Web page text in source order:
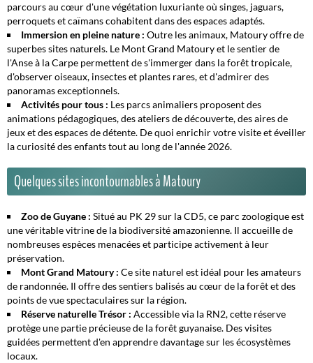
parcours au cœur d'une végétation luxuriante où singes, jaguars,
perroquets et caïmans cohabitent dans des espaces adaptés.
Immersion en pleine nature : Outre les animaux, Matoury offre de
superbes sites naturels. Le Mont Grand Matouryet lesentier de
l'Anse à la Carpe permettent de s'immerger dans la forêt tropicale,
d'observer oiseaux, insectes et plantes rares, et d'admirer des
panoramas exceptionnels.
Activités pour tous : Les parcs animaliers proposent des
animations pédagogiques, des ateliers de découverte, des aires de
jeux et des espaces de détente. De quoi enrichir votre visite et éveiller
la curiosité des enfants tout au long de l'année 2026.
Quelques sites incontournables à Matoury
Zoo de Guyane : Situé au PK 29 sur la CD5, ce parc zoologique est
une véritable vitrine de la biodiversité amazonienne. Il accueille de
nombreuses espèces menacées et participe activement à leur
préservation.
Mont Grand Matoury : Ce site naturel est idéal pour les amateurs
de randonnée. Il offre des sentiers balisés au cœur de la forêt et des
points de vue spectaculaires sur la région.
Réserve naturelle Trésor : Accessible via la RN2, cette réserve
protège une partie précieuse de la forêt guyanaise. Des visites
guidées permettent d'en apprendre davantage sur les écosystèmes
locaux.